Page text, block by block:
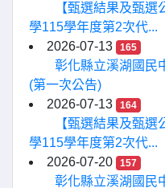
【甄選結果及甄
學115學年度第2次代...
2026-07-13
165
彰化縣立溪湖國民
(第一次公告)
2026-07-13
164
【甄選結果及甄
學115學年度第2次代...
2026-07-20
157
彰化縣立溪湖國民